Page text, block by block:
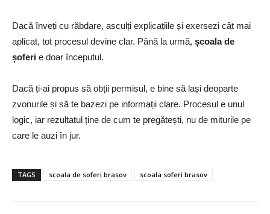
Dacă înveți cu răbdare, asculți explicațiile și exersezi cât mai
aplicat, tot procesul devine clar. Până la urmă, școala de
șoferi e doar începutul.
Dacă ți-ai propus să obții permisul, e bine să lași deoparte
zvonurile și să te bazezi pe informații clare. Procesul e unul
logic, iar rezultatul ține de cum te pregătești, nu de miturile pe
care le auzi în jur.
TAGS scoala de soferi brasov scoala soferi brasov